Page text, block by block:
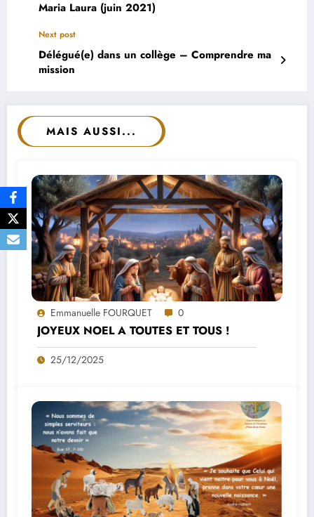
Maria Laura (juin 2021)
Next post
Délégué(e) dans un collège – Comprendre ma
mission
MAIS AUSSI...
Emmanuelle FOURQUET 0
JOYEUX NOEL A TOUTES ET TOUS !
25/12/2025